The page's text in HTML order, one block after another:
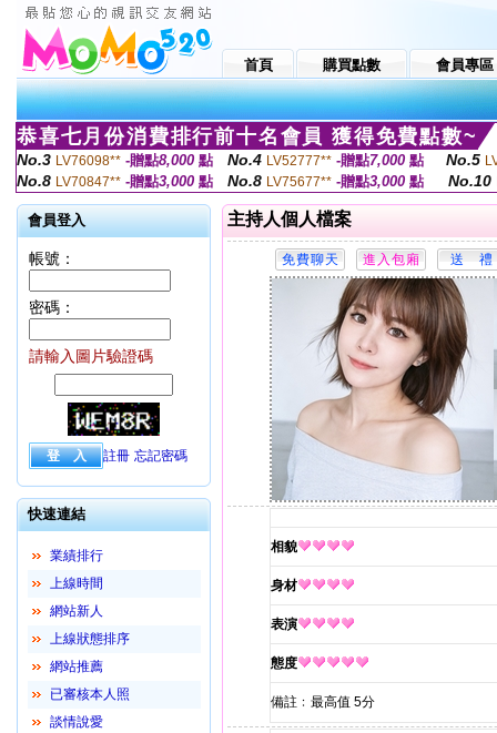
首頁 購買點數 會員專區
恭喜七月份消費排行前十名會員 獲得免費點數~
No.3 LV76098** -贈點8,000 點 No.4 LV52777** -贈點7,000 點 No.5
No.8 LV70847** -贈點3,000 點 No.8 LV75677** -贈點3,000 點 No.10
會員登入
帳號：
密碼：
請輸入圖片驗證碼
註冊 忘記密碼
快速連結
業績排行
上線時間
網站新人
上線狀態排序
網站推薦
已審核本人照
談情說愛
主持人個人檔案
相貌
身材
表演
態度
備註﹕最高值 5分